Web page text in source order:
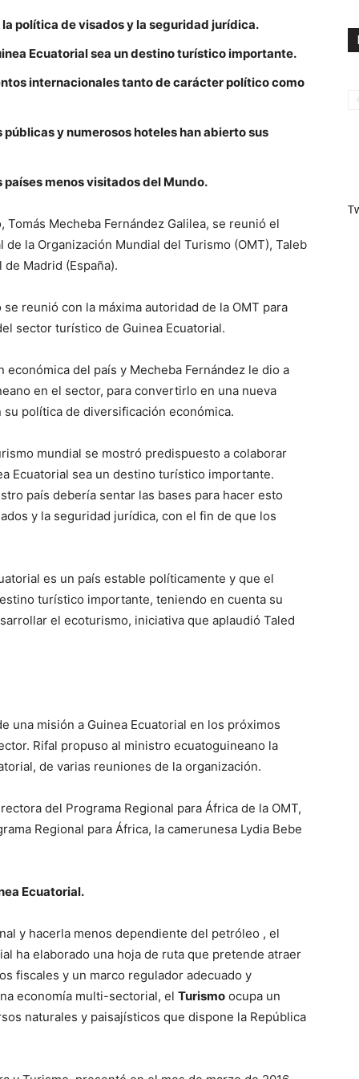
política de visados y la seguridad jurídica.
Ecuatorial sea un destino turístico importante.
internacionales tanto de carácter político como
y numerosos hoteles han abierto sus
menos visitados del Mundo.
Mecheba Fernández Galilea, se reunió el
la Organización Mundial del Turismo (OMT), Taleb
Madrid (España).
reunió con la máxima autoridad de la OMT para
sector turístico de Guinea Ecuatorial.
del país y Mecheba Fernández le dio a
en el sector, para convertirlo en una nueva
política de diversificación económica.
mundial se mostró predispuesto a colaborar
Ecuatorial sea un destino turístico importante.
país debería sentar las bases para hacer esto
y la seguridad jurídica, con el fin de que los
es un país estable políticamente y que el
turístico importante, teniendo en cuenta su
el ecoturismo, iniciativa que aplaudió Taled
una misión a Guinea Ecuatorial en los próximos
Rifal propuso al ministro ecuatoguineano la
de varias reuniones de la organización.
del Programa Regional para África de la OMT,
Regional para África, la camerunesa Lydia Bebe
Ecuatorial.
y hacerla menos dependiente del petróleo , el
ha elaborado una hoja de ruta que pretende atraer
fiscales y un marco regulador adecuado y
economía multi-sectorial, el Turismo ocupa un
naturales y paisajísticos que dispone la República